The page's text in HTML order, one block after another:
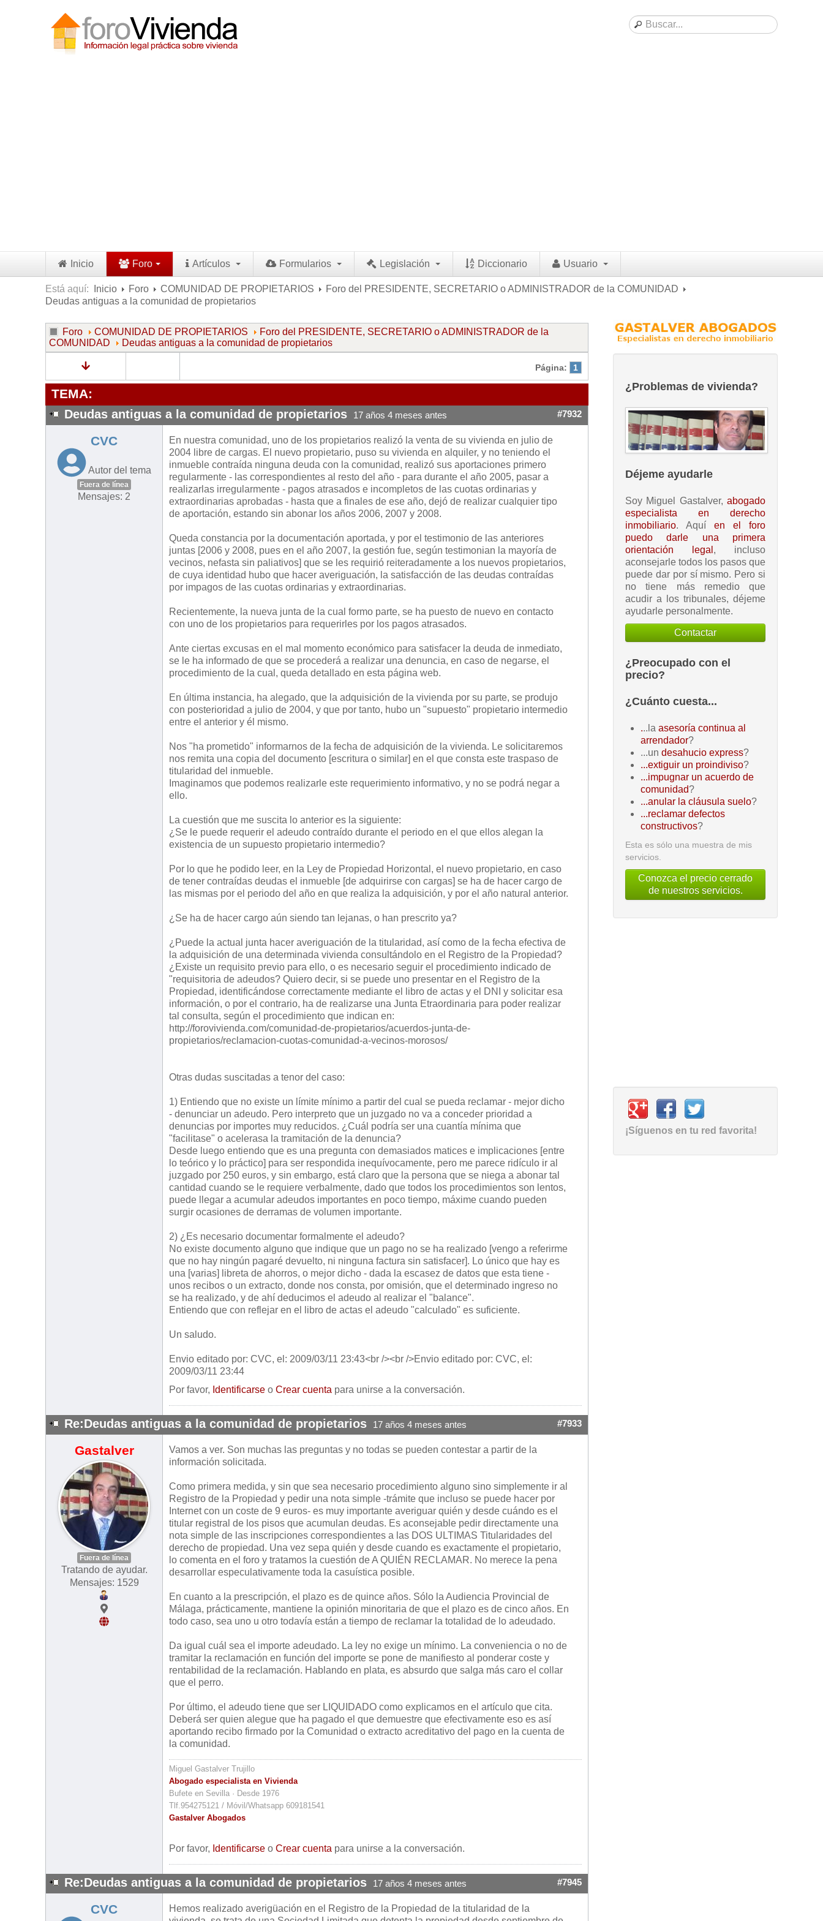
Inicio Foro Artículos Formularios Legislación Diccionario Usuario
Está aquí: Inicio Foro COMUNIDAD DE PROPIETARIOS
Foro del PRESIDENTE, SECRETARIO o ADMINISTRADOR de la COMUNIDAD
Deudas antiguas a la comunidad de propietarios
Foro COMUNIDAD DE PROPIETARIOS
Foro del PRESIDENTE, SECRETARIO o ADMINISTRADOR de la
COMUNIDAD
Deudas antiguas a la comunidad de propietarios
Página: 1
TEMA:
Deudas antiguas a la comunidad de propietarios 17 años 4 meses antes #7932
CVC
Autor del tema
Fuera de línea
Mensajes: 2
En nuestra comunidad, uno de los propietarios realizó la venta de su vivienda en julio de
2004 libre de cargas. El nuevo propietario, puso su vivienda en alquiler, y no teniendo el
inmueble contraída ninguna deuda con la comunidad, realizó sus aportaciones primero
regularmente - las correspondientes al resto del año - para durante el año 2005, pasar a
realizarlas irregularmente - pagos atrasados e incompletos de las cuotas ordinarias y
extraordinarias aprobadas - hasta que a finales de ese año, dejó de realizar cualquier tipo
de aportación, estando sin abonar los años 2006, 2007 y 2008.
Queda constancia por la documentación aportada, y por el testimonio de las anteriores
juntas [2006 y 2008, pues en el año 2007, la gestión fue, según testimonian la mayoría de
vecinos, nefasta sin paliativos] que se les requirió reiteradamente a los nuevos propietarios,
de cuya identidad hubo que hacer averiguación, la satisfacción de las deudas contraídas
por impagos de las cuotas ordinarias y extraordinarias.
Recientemente, la nueva junta de la cual formo parte, se ha puesto de nuevo en contacto
con uno de los propietarios para requerirles por los pagos atrasados.
Ante ciertas excusas en el mal momento económico para satisfacer la deuda de inmediato,
se le ha informado de que se procederá a realizar una denuncia, en caso de negarse, el
procedimiento de la cual, queda detallado en esta página web.
En última instancia, ha alegado, que la adquisición de la vivienda por su parte, se produjo
con posterioridad a julio de 2004, y que por tanto, hubo un "supuesto" propietario intermedio
entre el anterior y él mismo.
Nos "ha prometido" informarnos de la fecha de adquisición de la vivienda. Le solicitaremos
nos remita una copia del documento [escritura o similar] en el que consta este traspaso de
titularidad del inmueble.
Imaginamos que podemos realizarle este requerimiento informativo, y no se podrá negar a
ello.
La cuestión que me suscita lo anterior es la siguiente:
¿Se le puede requerir el adeudo contraído durante el periodo en el que ellos alegan la
existencia de un supuesto propietario intermedio?
Por lo que he podido leer, en la Ley de Propiedad Horizontal, el nuevo propietario, en caso
de tener contraídas deudas el inmueble [de adquirirse con cargas] se ha de hacer cargo de
las mismas por el periodo del año en que realiza la adquisición, y por el año natural anterior.
¿Se ha de hacer cargo aún siendo tan lejanas, o han prescrito ya?
¿Puede la actual junta hacer averiguación de la titularidad, así como de la fecha efectiva de
la adquisición de una determinada vivienda consultándolo en el Registro de la Propiedad?
¿Existe un requisito previo para ello, o es necesario seguir el procedimiento indicado de
"requisitoria de adeudos? Quiero decir, si se puede uno presentar en el Registro de la
Propiedad, identificándose correctamente mediante el libro de actas y el DNI y solicitar esa
información, o por el contrario, ha de realizarse una Junta Etraordinaria para poder realizar
tal consulta, según el procedimiento que indican en:
http://forovivienda.com/comunidad-de-propietarios/acuerdos-junta-de-
propietarios/reclamacion-cuotas-comunidad-a-vecinos-morosos/
Otras dudas suscitadas a tenor del caso:
1) Entiendo que no existe un límite mínimo a partir del cual se pueda reclamar - mejor dicho
- denunciar un adeudo. Pero interpreto que un juzgado no va a conceder prioridad a
denuncias por importes muy reducidos. ¿Cuál podría ser una cuantía mínima que
"facilitase" o acelerasa la tramitación de la denuncia?
Desde luego entiendo que es una pregunta con demasiados matices e implicaciones [entre
lo teórico y lo práctico] para ser respondida inequívocamente, pero me parece ridículo ir al
juzgado por 250 euros, y sin embargo, está claro que la persona que se niega a abonar tal
cantidad cuando se le requiere verbalmente, dado que todos los procedimientos son lentos,
puede llegar a acumular adeudos importantes en poco tiempo, máxime cuando pueden
surgir ocasiones de derramas de volumen importante.
2) ¿Es necesario documentar formalmente el adeudo?
No existe documento alguno que indique que un pago no se ha realizado [vengo a referirme
que no hay ningún pagaré devuelto, ni ninguna factura sin satisfacer]. Lo único que hay es
una [varias] libreta de ahorros, o mejor dicho - dada la escasez de datos que esta tiene -
unos recibos o un extracto, donde nos consta, por omisión, que el determinado ingreso no
se ha realizado, y de ahí deducimos el adeudo al realizar el "balance".
Entiendo que con reflejar en el libro de actas el adeudo "calculado" es suficiente.
Un saludo.
Envio editado por: CVC, el: 2009/03/11 23:43<br /><br />Envio editado por: CVC, el:
2009/03/11 23:44
Por favor, Identificarse o Crear cuenta para unirse a la conversación.
Re:Deudas antiguas a la comunidad de propietarios 17 años 4 meses antes #7933
Gastalver
Fuera de línea
Tratando de ayudar.
Mensajes: 1529
Vamos a ver. Son muchas las preguntas y no todas se pueden contestar a partir de la
información solicitada.
Como primera medida, y sin que sea necesario procedimiento alguno sino simplemente ir al
Registro de la Propiedad y pedir una nota simple -trámite que incluso se puede hacer por
Internet con un coste de 9 euros- es muy importante averiguar quién y desde cuándo es el
titular registral de los pisos que acumulan deudas. Es aconsejable pedir directamente una
nota simple de las inscripciones correspondientes a las DOS ULTIMAS Titularidades del
derecho de propiedad. Una vez sepa quién y desde cuando es exactamente el propietario,
lo comenta en el foro y tratamos la cuestión de A QUIÉN RECLAMAR. No merece la pena
desarrollar especulativamente toda la casuística posible.
En cuanto a la prescripción, el plazo es de quince años. Sólo la Audiencia Provincial de
Málaga, prácticamente, mantiene la opinión minoritaria de que el plazo es de cinco años. En
todo caso, sea uno u otro todavía están a tiempo de reclamar la totalidad de lo adeudado.
Da igual cuál sea el importe adeudado. La ley no exige un mínimo. La conveniencia o no de
tramitar la reclamación en función del importe se pone de manifiesto al ponderar coste y
rentabilidad de la reclamación. Hablando en plata, es absurdo que salga más caro el collar
que el perro.
Por último, el adeudo tiene que ser LIQUIDADO como explicamos en el artículo que cita.
Deberá ser quien alegue que ha pagado el que demuestre que efectivamente eso es así
aportando recibo firmado por la Comunidad o extracto acreditativo del pago en la cuenta de
la comunidad.
Miguel Gastalver Trujillo
Abogado especialista en Vivienda
Bufete en Sevilla · Desde 1976
Tlf.954275121 / Móvil/Whatsapp 609181541
Gastalver Abogados
Por favor, Identificarse o Crear cuenta para unirse a la conversación.
Re:Deudas antiguas a la comunidad de propietarios 17 años 4 meses antes #7945
CVC
Hemos realizado averigüación en el Registro de la Propiedad de la titularidad de la
¿Problemas de vivienda?
Déjeme ayudarle
Soy Miguel Gastalver, abogado
especialista en derecho
inmobiliario. Aquí en el foro
puedo darle una primera
orientación legal , incluso
aconsejarle todos los pasos que
puede dar por sí mismo. Pero si
no tiene más remedio que
acudir a los tribunales, déjeme
ayudarle personalmente.
Contactar
¿Preocupado con el
precio?
¿Cuánto cuesta...
...la asesoría continua al
arrendador?
...un desahucio express?
...extiguir un proindiviso?
...impugnar un acuerdo de
comunidad?
...anular la cláusula suelo?
...reclamar defectos
constructivos?
Esta es sólo una muestra de mis
servicios.
Conozca el precio cerrado
de nuestros servicios.
¡Síguenos en tu red favorita!